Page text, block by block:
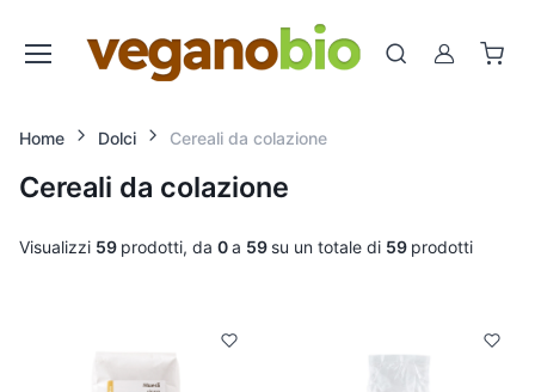
CercaAccount
Home Dolci Cereali da colazione
Cereali da colazione
Visualizzi 59 prodotti, da 0a 59 su un totale di 59 prodotti